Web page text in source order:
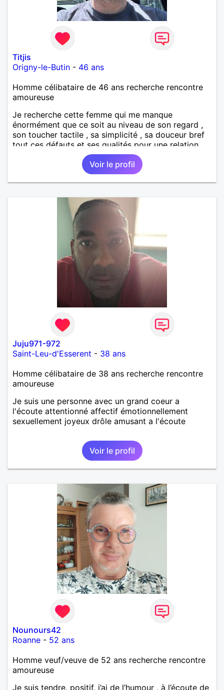
Titjis
Origny-le-Butin - 46 ans
Homme célibataire de 46 ans recherche rencontre
amoureuse
Je recherche cette femme qui me manque
énormément que ce soit au niveau de son regard ,
son toucher tactile , sa simplicité , sa douceur bref
tout ces défauts et ses qualités pour une relation
Voir le profil
Juju971-972
Saint-Leu-d'Esserent - 38 ans
Homme célibataire de 38 ans recherche rencontre
amoureuse
Je suis une personne avec un grand coeur a
l'écoute attentionné affectif émotionnellement
sexuellement joyeux drôle amusant a l'écoute
Voir le profil
Nounours42
Roanne - 52 ans
Homme veuf/veuve de 52 ans recherche rencontre
amoureuse
Je suis tendre, positif, j’ai de l’humour , à l’écoute de